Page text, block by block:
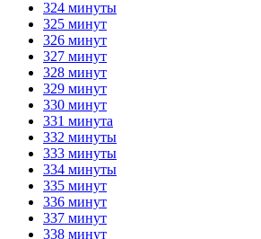
324 минуты
325 минут
326 минут
327 минут
328 минут
329 минут
330 минут
331 минута
332 минуты
333 минуты
334 минуты
335 минут
336 минут
337 минут
338 минут